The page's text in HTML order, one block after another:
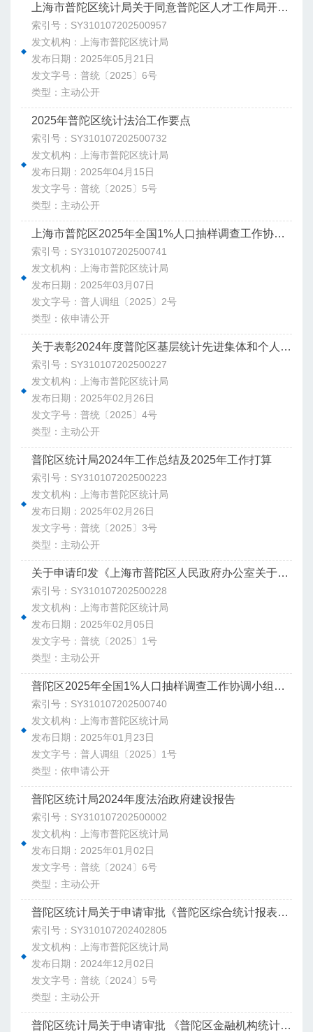
上海市普陀区统计局关于同意普陀区人才工作局开展普陀区重点行业人才政策满意度专项调查的复函
索引号：SY310107202500957
发文机构：上海市普陀区统计局
发布日期：2025年05月21日
发文字号：普统〔2025〕6号
类型：主动公开
2025年普陀区统计法治工作要点
索引号：SY310107202500732
发文机构：上海市普陀区统计局
发布日期：2025年04月15日
发文字号：普统〔2025〕5号
类型：主动公开
上海市普陀区2025年全国1%人口抽样调查工作协调小组办公室关于印发《上海市普陀区2025年全国1%人口抽样调查工作协调小组办公室组成人员及内设工作组职责分工》的通知
索引号：SY310107202500741
发文机构：上海市普陀区统计局
发布日期：2025年03月07日
发文字号：普人调组〔2025〕2号
类型：依申请公开
关于表彰2024年度普陀区基层统计先进集体和个人的通知
索引号：SY310107202500227
发文机构：上海市普陀区统计局
发布日期：2025年02月26日
发文字号：普统〔2025〕4号
类型：主动公开
普陀区统计局2024年工作总结及2025年工作打算
索引号：SY310107202500223
发文机构：上海市普陀区统计局
发布日期：2025年02月26日
发文字号：普统〔2025〕3号
类型：主动公开
关于申请印发《上海市普陀区人民政府办公室关于开展普陀区2025年全国1%人口抽样调查的通知》的请示
索引号：SY310107202500228
发文机构：上海市普陀区统计局
发布日期：2025年02月05日
发文字号：普统〔2025〕1号
类型：主动公开
普陀区2025年全国1%人口抽样调查工作协调小组关于印发《普陀区2025年全国1%人口抽样调查工作协调小组成员单位职责分工和工作方式》的通知
索引号：SY310107202500740
发文机构：上海市普陀区统计局
发布日期：2025年01月23日
发文字号：普人调组〔2025〕1号
类型：依申请公开
普陀区统计局2024年度法治政府建设报告
索引号：SY310107202500002
发文机构：上海市普陀区统计局
发布日期：2025年01月02日
发文字号：普统〔2024〕6号
类型：主动公开
普陀区统计局关于申请审批《普陀区综合统计报表制度（2025年定期报表）》的请示
索引号：SY310107202402805
发文机构：上海市普陀区统计局
发布日期：2024年12月02日
发文字号：普统〔2024〕5号
类型：主动公开
普陀区统计局关于申请审批 《普陀区金融机构统计报表制度（2025年定期报表）》 的请示